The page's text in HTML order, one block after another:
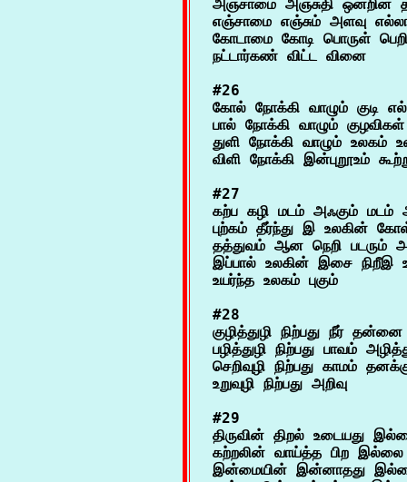
அஞ்சாமை அஞ்சுதி ஒன்றின்
எஞ்சாமை எஞ்சும் அளவு
கோடாமை கோடி பொருள்
#26
கோல் நோக்கி வாழும் குடி
பால் நோக்கி வாழும்
துளி நோக்கி வாழும் உலகம்
#27
கற்ப கழி மடம் அஃகும் மடம்
புற்கம் தீர்ந்து இ உலகின்
தத்துவம் ஆன நெறி படரும்
இப்பால் உலகின் இசை நிறீஇ
#28
குழித்துழி நிற்பது நீர்
பழித்துழி நிற்பது பாவம்
செறிவுழி நிற்பது காமம்
#29
திருவின் திறல் உடையது
கற்றலின் வாய்த்த பிற இல்லை
இன்மையின் இன்னாதது